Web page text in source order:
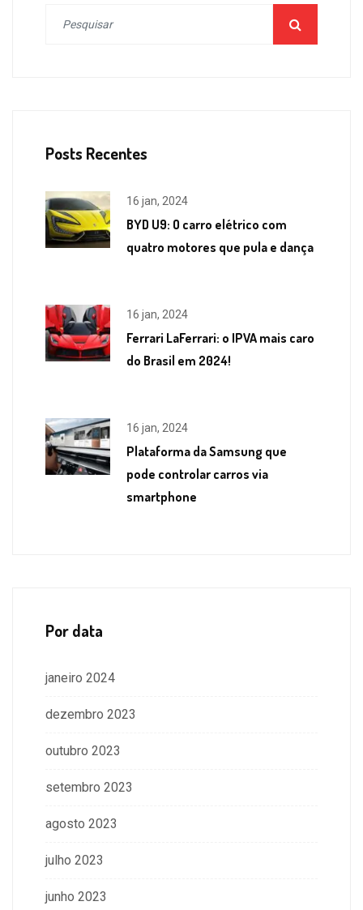
Posts Recentes
16 jan, 2024
BYD U9: O carro elétrico com
quatro motores que pula e dança
16 jan, 2024
Ferrari LaFerrari: o IPVA mais caro
do Brasil em 2024!
16 jan, 2024
Plataforma da Samsung que
pode controlar carros via
smartphone
Por data
janeiro 2024
dezembro 2023
outubro 2023
setembro 2023
agosto 2023
julho 2023
junho 2023